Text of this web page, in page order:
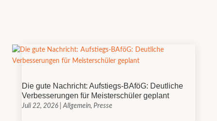
Die gute Nachricht: Aufstiegs-BAföG: Deutliche
Verbesserungen für Meisterschüler geplant
Juli 22, 2026| Allgemein, Presse